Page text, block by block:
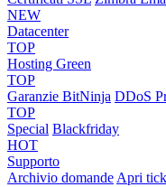
NEW
Datacenter
TOP
Hosting Green
TOP
Garanzie BitNinja DDoS
TOP
Special Blackfriday
HOT
Supporto
Archivio domandeApri